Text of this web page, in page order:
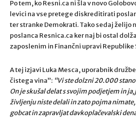
Po tem, ko Resni.ca ni šla v novo
levici na vse pretege diskreditirati
ter stranke Demokrati. Tako sedaj želijo
poslanca Resnica.ca ker naj bi ostal
zaposlenim in Finančni upravi Republike
A tej izjavi Luka Mesca, uporabnik
čistega vina”: “Vi ste dolzni 20.000
On je skušal delat s svojim podjetjem in
življenju niste delali in zato pojma
gobcat in zapravljat davkoplačevalski